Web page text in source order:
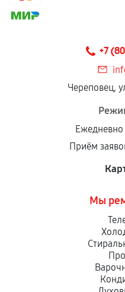
+7
Череповец,
Приём
Мы